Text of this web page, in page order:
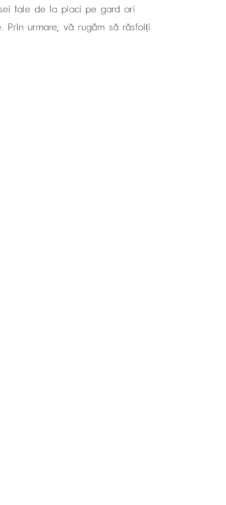
tale de la placi pe gard ori
Prin urmare, vă rugăm să răsfoiți